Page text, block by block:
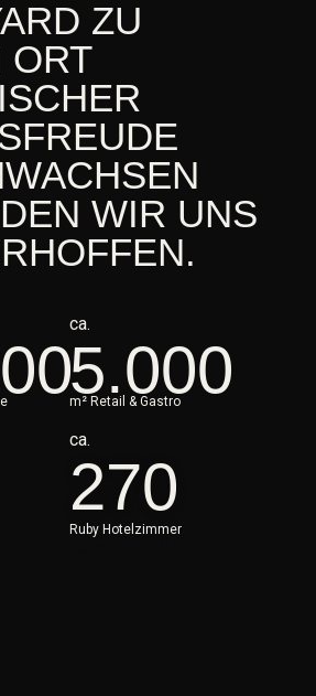
ZU
ORT
WIR UNS
ca.
5.000
m² Retail & Gastro
ca.
270
Ruby Hotelzimmer